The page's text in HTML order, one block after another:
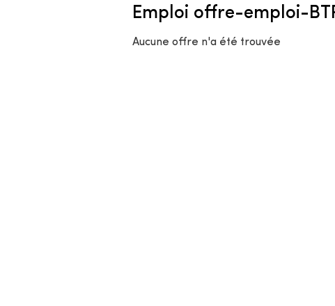
Emploi offre-emploi-
Aucune offre n'a été trouvée